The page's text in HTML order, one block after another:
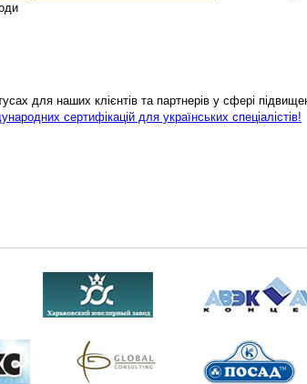
для наших клієнтів та партнерів у сфері
сертифікацій для українських спеціалістів!